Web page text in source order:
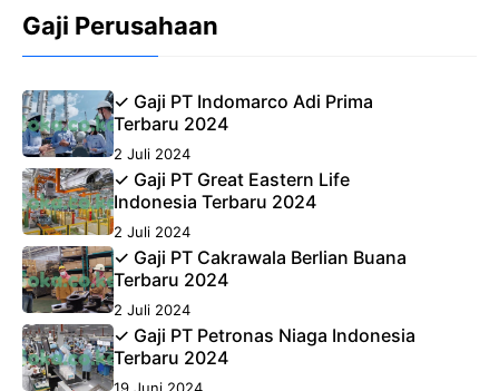
Gaji Perusahaan
✓ Gaji PT Indomarco Adi Prima
Terbaru 2024
2 Juli 2024
✓ Gaji PT Great Eastern Life
Indonesia Terbaru 2024
2 Juli 2024
✓ Gaji PT Cakrawala Berlian Buana
Terbaru 2024
2 Juli 2024
✓ Gaji PT Petronas Niaga Indonesia
Terbaru 2024